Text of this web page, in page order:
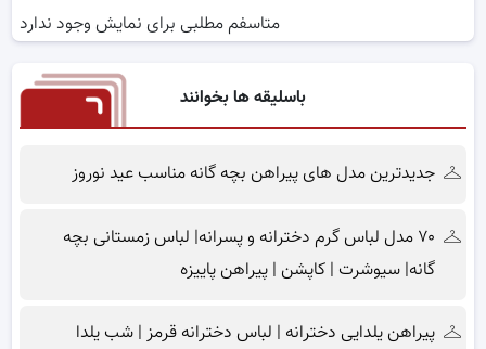
متاسفم مطلبی برای نمایش وجود ندارد
باسلیقه ها بخوانند
جدیدترین مدل های پیراهن بچه گانه مناسب عید نوروز
۷۰ مدل لباس گرم دخترانه و پسرانه| لباس زمستانی بچه
گانه| سیوشرت | کاپشن | پیراهن پاییزه
پیراهن یلدایی دخترانه | لباس دخترانه قرمز | شب یلدا